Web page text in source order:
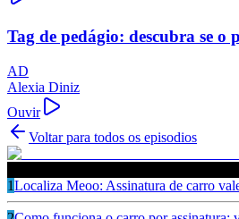
Tag de pedágio: descubra se o
AD
Alexia Diniz
Ouvir
Voltar para todos os episodios
1Localiza Meoo: Assinatura de carro